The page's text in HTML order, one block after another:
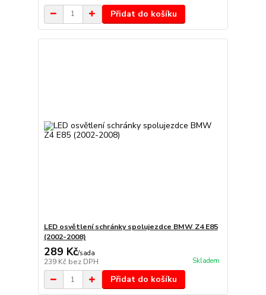
Přidat do košíku
LED osvětlení schránky spolujezdce BMW Z4 E85
(2002-2008)
289 Kč/sada
239 Kč bez DPH Skladem
Přidat do košíku